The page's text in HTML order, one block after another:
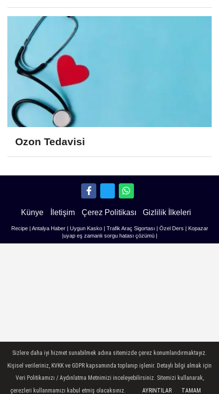
Ozon Tedavisi
Künye İletişim Çerez Politikası Gizlilik İlkeleri
Recipe| Antalya Haber| Uygun Kasko| Trafik Araç Sigortası Özel Ders
Kopazar
uyap eş zamanlı sorgu hatası çözümü|
Sizlere daha iyi hizmet sunabilmek adına sitemizde çerez konumlandırmaktayız.
Kişisel verileriniz, KVKK ve GDPR kapsamında toplanıp işlenir. Detaylı bilgi almak için
Veri Politikamızı / Aydınlatma Metnimizi inceleyebilirsiniz. Sitemizi kullanarak,
çerezleri kullanmamızı kabul etmiş olacaksınız.
AYRINTILAR TAMAM